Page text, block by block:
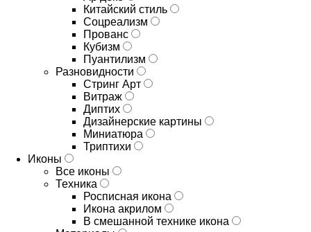
Китайский стиль
Соцреализм
Прованс
Кубизм
Пуантилизм
Разновидности
Стринг Арт
Витраж
Диптих
Дизайнерские картины
Миниатюра
Триптихи
Иконы
Все иконы
Техника
Росписная икона
Икона акрилом
В смешанной технике икона